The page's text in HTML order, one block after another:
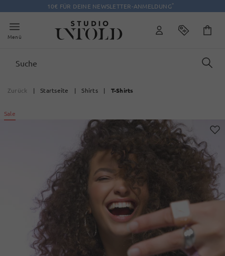
10€ FÜR DEINE NEWSLETTER-ANMELDUNG*
Menü
Zurück | Startseite | Shirts | T-Shirts
Sale